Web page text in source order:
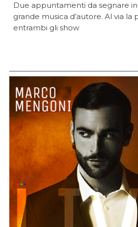
Due appuntamenti da segnare
grande musica d’autore. Al via la
entrambi gli show